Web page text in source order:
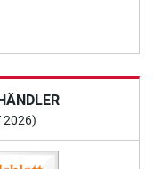
2026)